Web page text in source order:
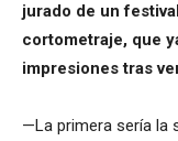
jurado de un
cortometraje, que
impresiones tras
—La primera sería la